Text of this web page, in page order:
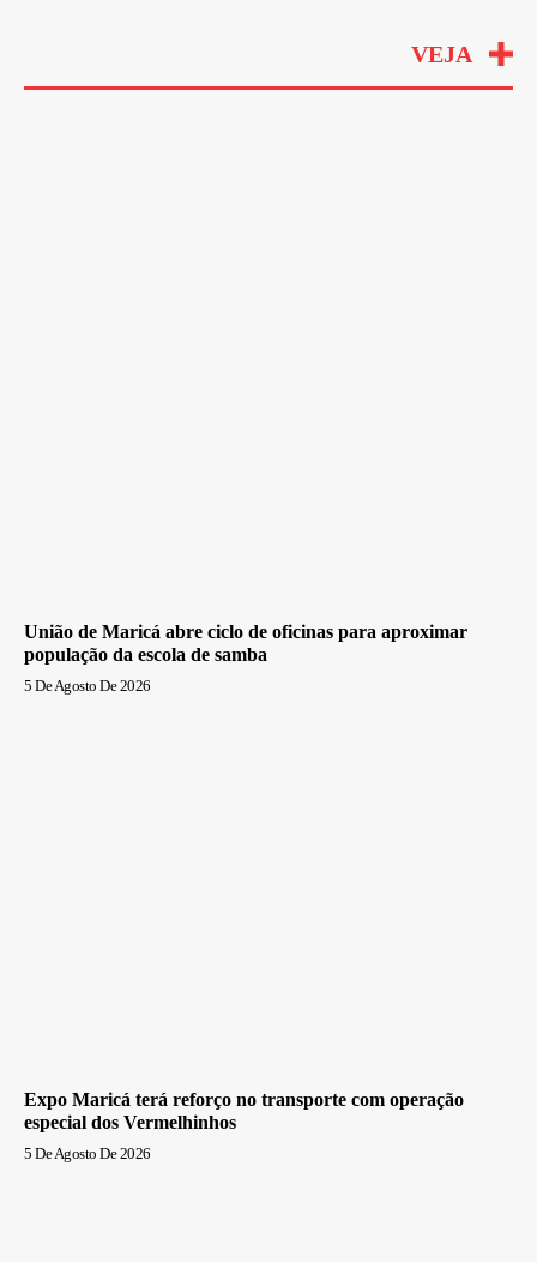
VEJA
União de Maricá abre ciclo de oficinas para aproximar
população da escola de samba
5 De Agosto De 2026
Expo Maricá terá reforço no transporte com operação
especial dos Vermelhinhos
5 De Agosto De 2026